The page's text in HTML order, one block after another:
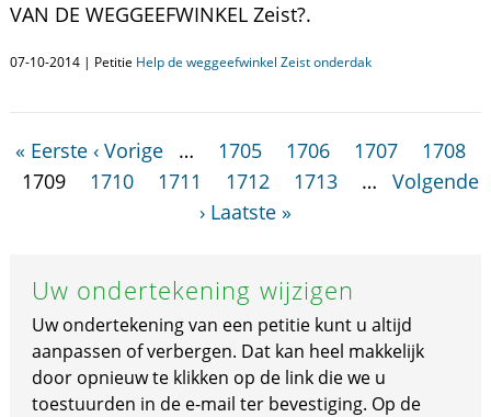
VAN DE WEGGEEFWINKEL Zeist?.
07-10-2014 | Petitie Help de weggeefwinkel Zeist onderdak
« Eerste ‹ Vorige … 1705 1706 1707
1708
1709
1710 1711 1712 1713 …
Volgende
› Laatste »
Uw ondertekening wijzigen
Uw ondertekening van een petitie kunt u altijd
aanpassen of verbergen. Dat kan heel makkelijk
door opnieuw te klikken op de link die we u
toestuurden in de e-mail ter bevestiging. Op de